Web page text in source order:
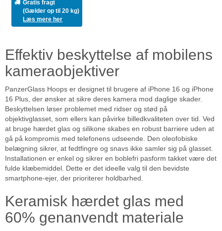
Gratis fragt
(Gælder op til 20 kg)
Læs mere her
Effektiv beskyttelse af mobilens
kameraobjektiver
PanzerGlass Hoops er designet til brugere af iPhone 16 og iPhone
16 Plus, der ønsker at sikre deres kamera mod daglige skader.
Beskyttelsen løser problemet med ridser og stød på
objektivglasset, som ellers kan påvirke billedkvaliteten over tid. Ved
at bruge hærdet glas og silikone skabes en robust barriere uden at
gå på kompromis med telefonens udseende. Den oleofobiske
belægning sikrer, at fedtfingre og snavs ikke samler sig på glasset.
Installationen er enkel og sikrer en boblefri pasform takket være det
fulde klæbemiddel. Dette er det ideelle valg til den bevidste
smartphone-ejer, der prioriterer holdbarhed.
Keramisk hærdet glas med
60% genanvendt materiale